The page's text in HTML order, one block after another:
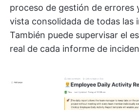
proceso de gestión de errores
vista consolidada de todas las
También puede supervisar el
real de cada informe de